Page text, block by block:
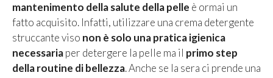
mantenimento della salute della pelle è ormai un
fatto acquisito. Infatti, utilizzare una crema detergente
struccante viso non è solo una pratica igienica
necessariaper detergere la pelle ma il primo step
della routine di bellezza. Anche se la sera ci prende una